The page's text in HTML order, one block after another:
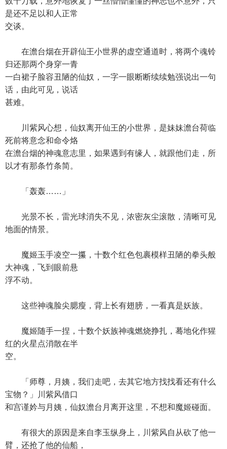
是还不足以和人正常
交谈。
在澹台烟在开辟仙王小世界的虚空通道时，将两个魂铃
归还那两个身穿一青
一白裙子脸容丑陋的仙奴，一字一眼断断续续勉强说出一句
话，由此可见，说话
甚难。
川紫风心想，仙奴离开仙王的小世界，是妹妹澹台荷临
死前将意念和命令烙
在澹台烟的神魂意志里，如果遇到有缘人，就跟他们走，所
以才有那条竹条简。
「轰轰……」
光景不长，雷光球消失不见，浓密灰尘滚散，清晰可见
地面的情景。
魔姬玉手凌空一攥，十数个红色包裹模样丑陋的拳头般
大神魂，飞到眼前悬
浮不动。
这些神魂脸尖腮瘦，背上长有翅膀，一看真是妖族。
魔姬随手一捏，十数个妖族神魂燃烧挣扎，蓦地化作猩
红的火星点消散在半
空。
「师尊，月姨，我们走吧，去其它地方找找看还有什么
宝物？」川紫风借口
和宫谨妗与月姨，仙奴澹台月离开这里，不想和魔姬碰面。
有很大的原因是来自李玉纵身上，川紫风自从砍了他一
臂，还抢了他的仙船，